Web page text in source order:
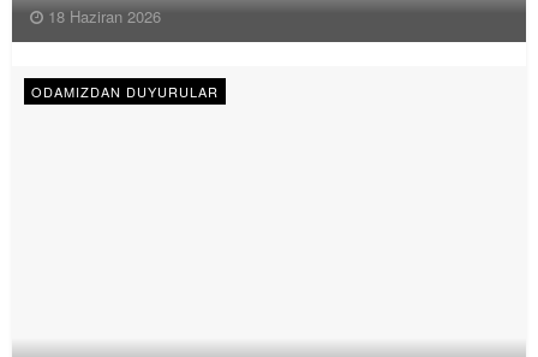
18 Haziran 2026
ODAMIZDAN DUYURULAR